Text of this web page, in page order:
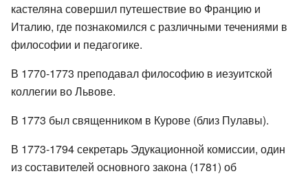
кастеляна совершил путешествие во Францию и
Италию, где познакомился с различными течениями в
философии и педагогике.
В 1770-1773 преподавал философию в иезуитской
коллегии во Львове.
В 1773 был священником в Курове (близ Пулавы).
В 1773-1794 секретарь Эдукационной комиссии, один
из составителей основного закона (1781) об